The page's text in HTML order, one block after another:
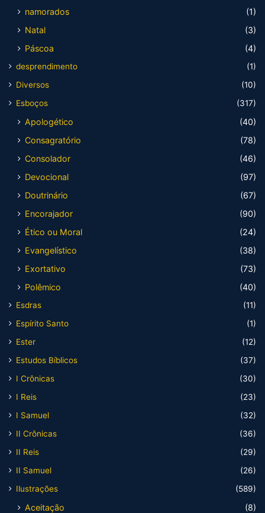
namorados
(1)
Natal
(3)
Páscoa
(4)
desprendimento
(1)
Diversos
(10)
Esboços
(317)
Apologético
(40)
Consagratório
(78)
Consolador
(46)
Devocional
(97)
Doutrinário
(67)
Encorajador
(90)
Ético ou Moral
(24)
Evangelístico
(38)
Exortativo
(73)
Polêmico
(40)
Esdras
(11)
Espírito Santo
(1)
Ester
(12)
Estudos Bíblicos
(37)
I Crônicas
(30)
I Reis
(23)
I Samuel
(32)
II Crônicas
(36)
II Reis
(29)
II Samuel
(26)
Ilustrações
(589)
Aceitação
(8)